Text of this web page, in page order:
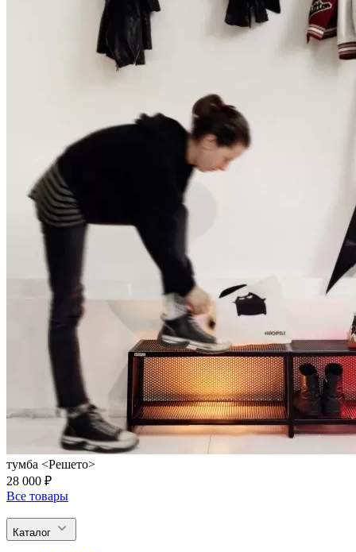
тумба <Решето>
28 000 ₽
Все товары
Каталог